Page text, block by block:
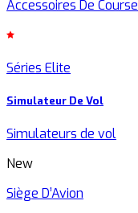
Accessoires De Course
Séries Elite
Simulateur De Vol
Simulateurs de vol
New
Siège D’Avion